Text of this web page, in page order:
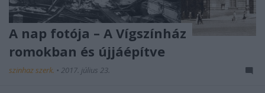
A nap fotója – A Vígszínház
romokban és újjáépítve
szinhaz szerk. • 2017. július 23.